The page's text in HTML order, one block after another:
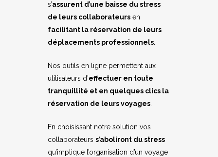
s’assurent d’une baisse du stress
de leurs collaborateurs en
facilitant la réservation de leurs
déplacements professionnels.
Nos outils en ligne permettent aux
utilisateurs d’effectuer en toute
tranquillité et en quelques clics la
réservation de leurs voyages.
En choisissant notre solution vos
collaborateurs s’aboliront du stress
qu’implique l’organisation d’un voyage